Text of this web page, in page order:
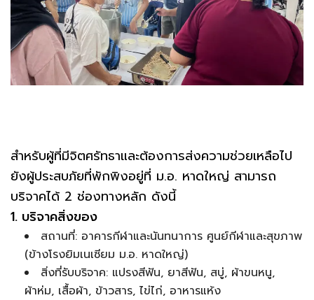
สำหรับผู้ที่มีจิตศรัทธาและต้องการส่งความช่วยเหลือไป
ยังผู้ประสบภัยที่พักพิงอยู่ที่ ม.อ. หาดใหญ่ สามารถ
บริจาคได้ 2 ช่องทางหลัก ดังนี้
1. บริจาคสิ่งของ
สถานที่: อาคารกีฬาและนันทนาการ ศูนย์กีฬาและสุขภาพ
(ข้างโรงยิมเนเซียม ม.อ. หาดใหญ่)
สิ่งที่รับบริจาค: แปรงสีฟัน, ยาสีฟัน, สบู่, ผ้าขนหนู,
ผ้าห่ม, เสื้อผ้า, ข้าวสาร, ไข่ไก่, อาหารแห้ง